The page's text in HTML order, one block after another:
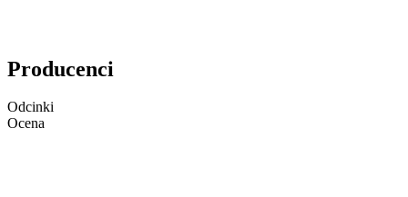
Producenci
Odcinki
Ocena